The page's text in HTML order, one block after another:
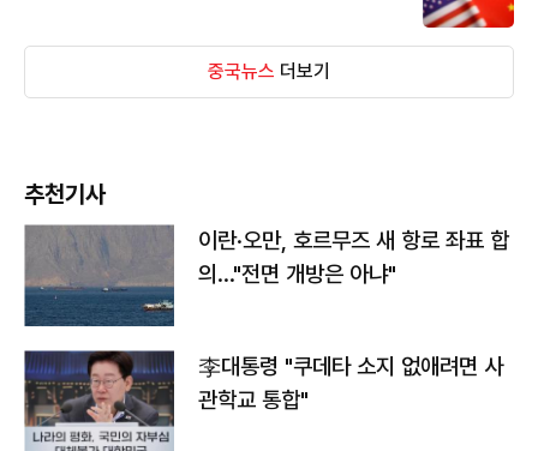
중국뉴스 더보기
추천기사
이란·오만, 호르무즈 새 항로 좌표 합
의…"전면 개방은 아냐"
李대통령 "쿠데타 소지 없애려면 사
관학교 통합"